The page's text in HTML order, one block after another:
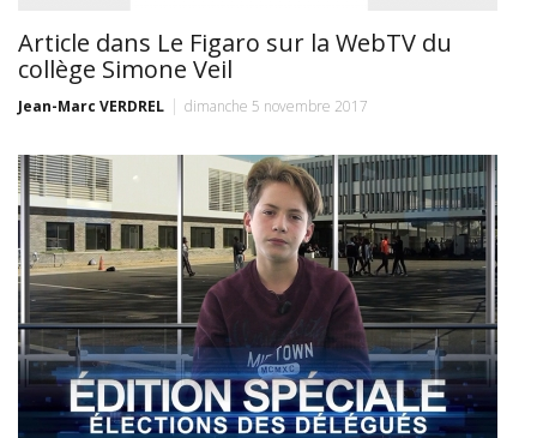
Article dans Le Figaro sur la WebTV du
collège Simone Veil
Jean-Marc VERDREL dimanche 5 novembre 2017